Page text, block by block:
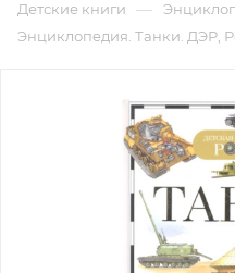
Детские книги —
Энциклопедия. Танки. ДЭР,